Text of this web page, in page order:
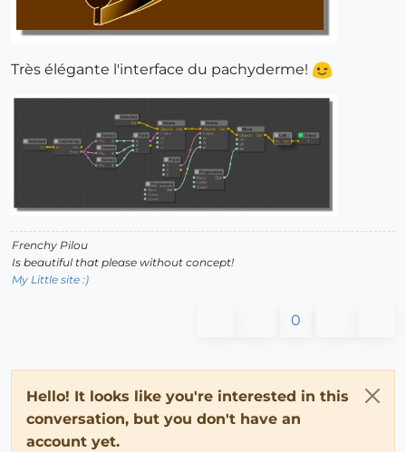
Très élégante l'interface du pachyderme!
Frenchy Pilou
Is beautiful that please without concept!
My Little site :)
0
Hello! It looks like you're interested in this
conversation, but you don't have an
account yet.